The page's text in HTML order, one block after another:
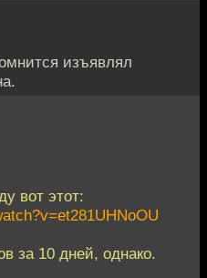
изъявлял
вот этот:
за 10 дней, однако.